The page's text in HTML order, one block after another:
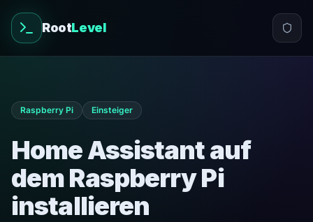
RootLevel
Raspberry Pi Einsteiger
Home Assistant auf
dem Raspberry Pi
installieren